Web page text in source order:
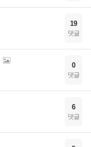
19
댓글
0
댓글
6
댓글